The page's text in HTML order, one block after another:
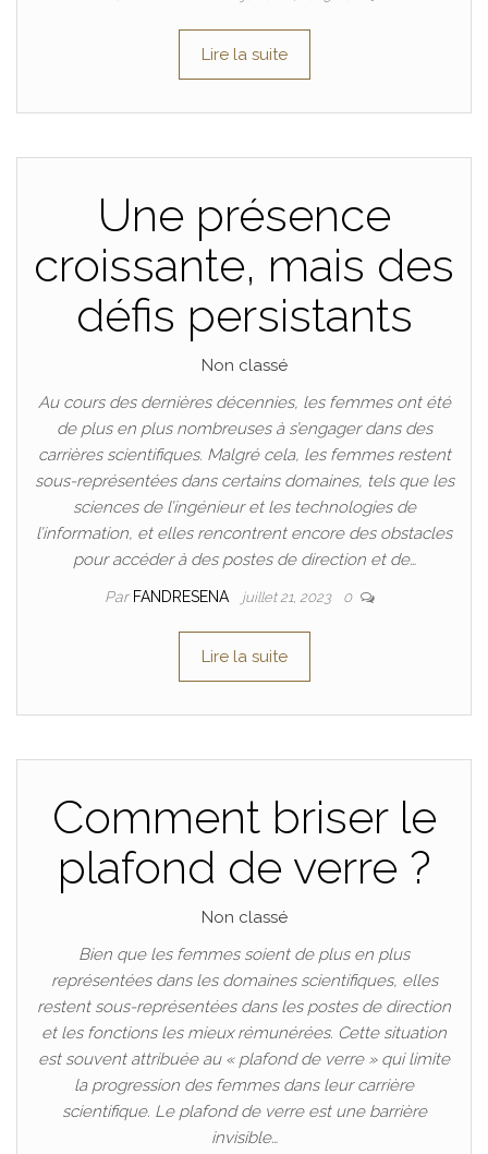
Lire la suite
Une présence
croissante, mais des
défis persistants
Non classé
Au cours des dernières décennies, les femmes ont été
de plus en plus nombreuses à s’engager dans des
carrières scientifiques. Malgré cela, les femmes restent
sous-représentées dans certains domaines, tels que les
sciences de l’ingénieur et les technologies de
l’information, et elles rencontrent encore des obstacles
pour accéder à des postes de direction et de…
Par FANDRESENA juillet 21, 2023 0
Lire la suite
Comment briser le
plafond de verre ?
Non classé
Bien que les femmes soient de plus en plus
représentées dans les domaines scientifiques, elles
restent sous-représentées dans les postes de direction
et les fonctions les mieux rémunérées. Cette situation
est souvent attribuée au « plafond de verre » qui limite
la progression des femmes dans leur carrière
scientifique. Le plafond de verre est une barrière
invisible…